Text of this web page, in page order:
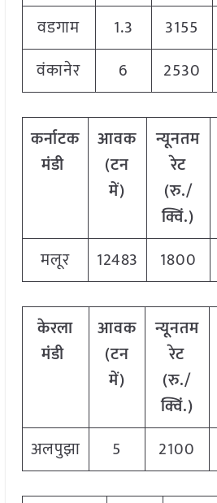
वडगाम 1.3 3155
वंकानेर
6 2530
कर्नाटक
मंडी
आवक
(टन
में)
न्यूनतम
रेट
(रु./
क्विं.)
मलूर
12483 1800
केरला
मंडी
आवक
(टन
में)
न्यूनतम
रेट
(रु./
क्विं.)
अलपुझा
5 2100